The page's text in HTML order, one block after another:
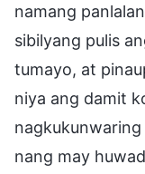
namang
sibilyang pulis
tumayo, at
niya ang damit
nang may